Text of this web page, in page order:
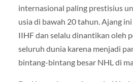
internasional paling prestisius
usia di bawah 20 tahun. Ajang
IIHF dan selalu dinantikan oleh
seluruh dunia karena menjadi
bintang-bintang besar NHL di